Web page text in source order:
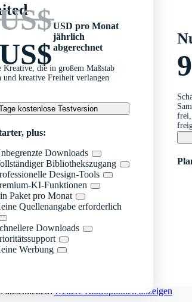
USD pro Monat
jährlich
abgerechnet
Kreative, die in großem Maßstab
und kreative Freiheit verlangen
kostenlose Testversion
plus:
Downloads
Bibliothekszugang
Design-Tools
KI-Funktionen
Paket pro Monat
Quellenangabe erforderlich
Downloads
Werbung
abschließen?Weitere Kaufoptionen anzeigen